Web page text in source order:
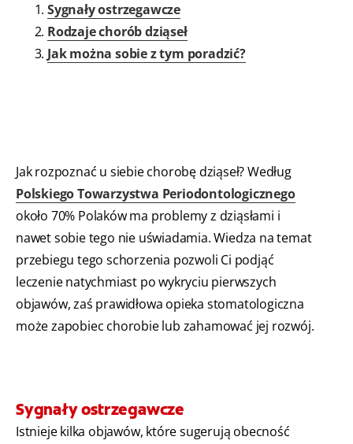
Sygnały ostrzegawcze
Rodzaje chorób dziąseł
Jak można sobie z tym poradzić?
Jak rozpoznać u siebie chorobę dziąseł? Według
Polskiego Towarzystwa Periodontologicznego
około 70% Polaków ma problemy z dziąsłami i
nawet sobie tego nie uświadamia. Wiedza na temat
przebiegu tego schorzenia pozwoli Ci podjąć
leczenie natychmiast po wykryciu pierwszych
objawów, zaś prawidłowa opieka stomatologiczna
może zapobiec chorobie lub zahamować jej rozwój.
Sygnały ostrzegawcze
Istnieje kilka objawów, które sugerują obecność